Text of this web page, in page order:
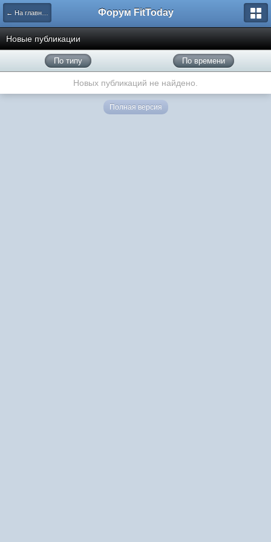
← На главную Форум FitToday
Новые публикации
По типу По времени
Новых публикаций не найдено.
Полная версия